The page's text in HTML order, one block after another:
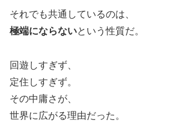
それでも共通しているのは、
極端にならないという性質だ。
回遊しすぎず、
定住しすぎず。
その中庸さが、
世界に広がる理由だった。